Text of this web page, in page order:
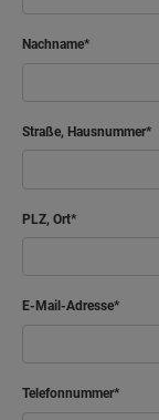
Nachname
Straße, Hausnummer
PLZ, Ort
E-Mail-Adresse
Telefonnummer